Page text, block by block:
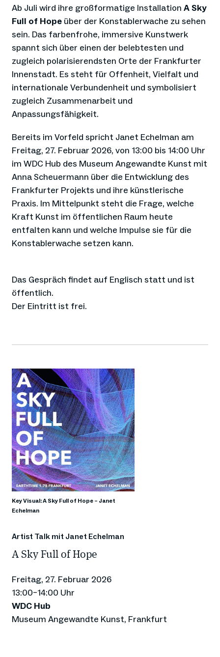
Ab Juli wird ihre großformatige Installation A Sky
Full of Hope über der Konstablerwache zu sehen
sein. Das farbenfrohe, immersive Kunstwerk
spannt sich über einen der belebtesten und
zugleich polarisierendsten Orte der Frankfurter
Innenstadt. Es steht für Offenheit, Vielfalt und
internationale Verbundenheit und symbolisiert
zugleich Zusammenarbeit und
Anpassungsfähigkeit.
Bereits im Vorfeld spricht Janet Echelman am
Freitag, 27. Februar 2026, von 13:00 bis 14:00 Uhr
im WDC Hub des Museum Angewandte Kunst mit
Anna Scheuermann über die Entwicklung des
Frankfurter Projekts und ihre künstlerische
Praxis. Im Mittelpunkt steht die Frage, welche
Kraft Kunst im öffentlichen Raum heute
entfalten kann und welche Impulse sie für die
Konstablerwache setzen kann.
Das Gespräch findet auf Englisch statt und ist
öffentlich.
Der Eintritt ist frei.
Key Visual: A Sky Full of Hope – Janet
Echelman
Artist Talk mit Janet Echelman
A Sky Full of Hope
Freitag, 27. Februar 2026
13:00–14:00 Uhr
WDC Hub
Museum Angewandte Kunst, Frankfurt